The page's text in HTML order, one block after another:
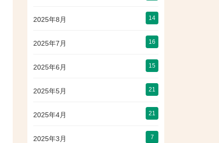
2025年8月 14
2025年7月 16
2025年6月 15
2025年5月 21
2025年4月 21
2025年3月 7